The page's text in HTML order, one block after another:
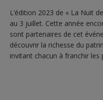
L’édition 2023 de « La Nuit
au 3 juillet. Cette année
sont partenaires de cet
découvrir la richesse du
invitant chacun à franchir les